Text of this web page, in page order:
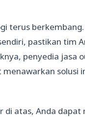
terus
pastikan tim
penyedia jasa
solusi
atas, Anda